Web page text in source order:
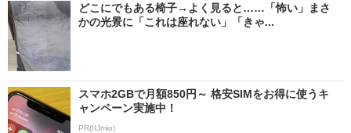
どこにでもある椅子→よく見ると……「怖い」まさ
かの光景に「これは座れない」「きゃ...
スマホ2GBで月額850円～ 格安SIMをお得に使うキ
ャンペーン実施中！
PR(IIJmio)